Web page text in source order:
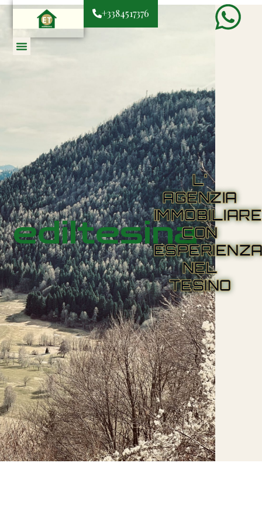
+3384517376
ediltesina
L'
AGENZIA
IMMOBILIARE
CON
NEL
TESINO